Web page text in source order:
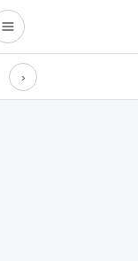
Технологии
›